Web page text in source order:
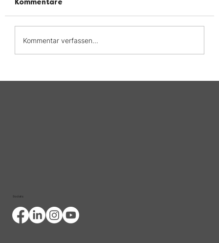
Kommentare
Kommentar verfassen...
Socials: